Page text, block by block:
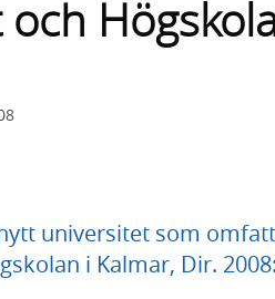
universitet som
i Kalmar, Dir.